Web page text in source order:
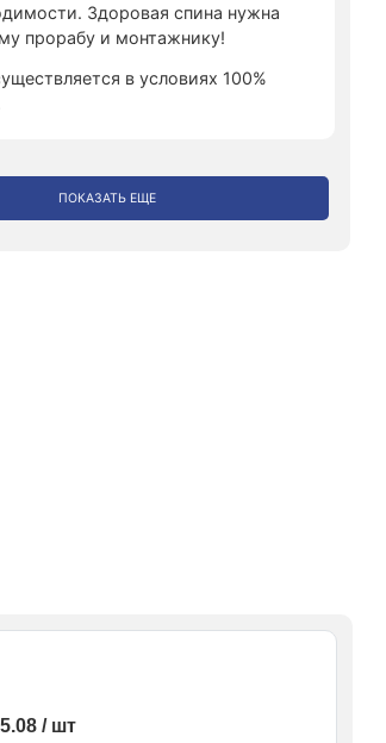
Здоровая спина нужна
прорабу и монтажнику!
в условиях 100%
ПОКАЗАТЬ ЕЩЕ
/ шт